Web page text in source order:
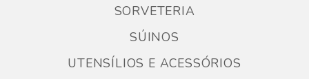
SORVETERIA
SÚINOS
UTENSÍLIOS E ACESSÓRIOS